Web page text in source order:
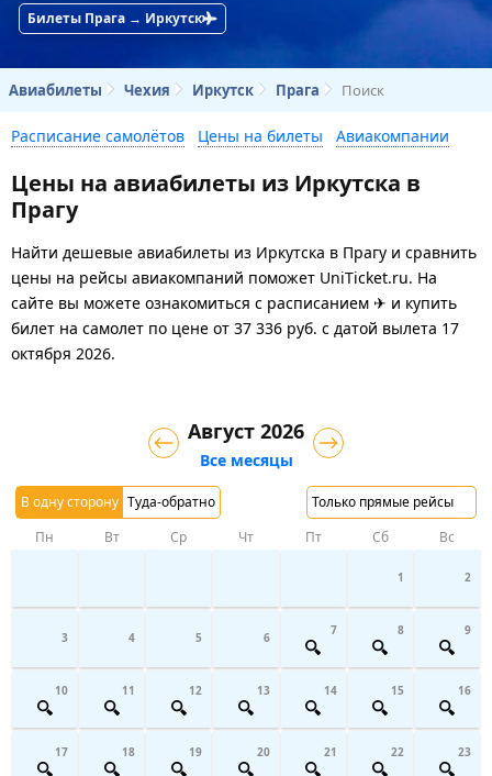
Билеты Прага → Иркутск
Авиабилеты Чехия Иркутск Прага Поиск
Расписание самолётов Цены на билеты Авиакомпании
Цены на авиабилеты из Иркутска в
Прагу
Найти дешевые авиабилеты из Иркутска в Прагу и сравнить
цены на рейсы авиакомпаний поможет UniTicket.ru. На
сайте вы можете ознакомиться с расписанием ✈ и купить
билет на самолет по цене от 37 336 руб. с датой вылета 17
октября 2026.
В одну сторону Туда-обратно Только прямые рейсы
Август 2026
Все месяцы
Пн Вт Ср Чт Пт Сб Вс
1 2
3 4 5 6 7 8 9
10 11 12 13 14 15 16
17 18 19 20 21 22 23